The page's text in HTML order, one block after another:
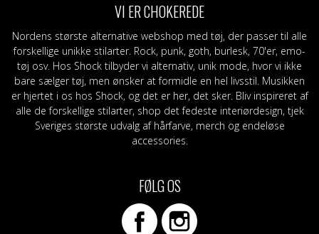
VI ER CHOKEREDE
Nordens største alternative webshop med tøj, der passer til alle
forskellige unikke stilarter. Rock, punk, goth, burlesk, 70'er, emo-
tøj osv. Hos Shock tilbyder vi alternativ, unik mode, hvor vi ikke
bare sælger tøj, men ønsker at formidle en hel livsstil. Musikken
er hjertet i os hos Shock, og det er her, det sker. Bliv inspireret af
alle de forskellige stilarter, shop det fedeste interiørdesign, tjek
Sveriges største udvalg af hårfarve, merch og endeløse
accessories.
FØLG OS